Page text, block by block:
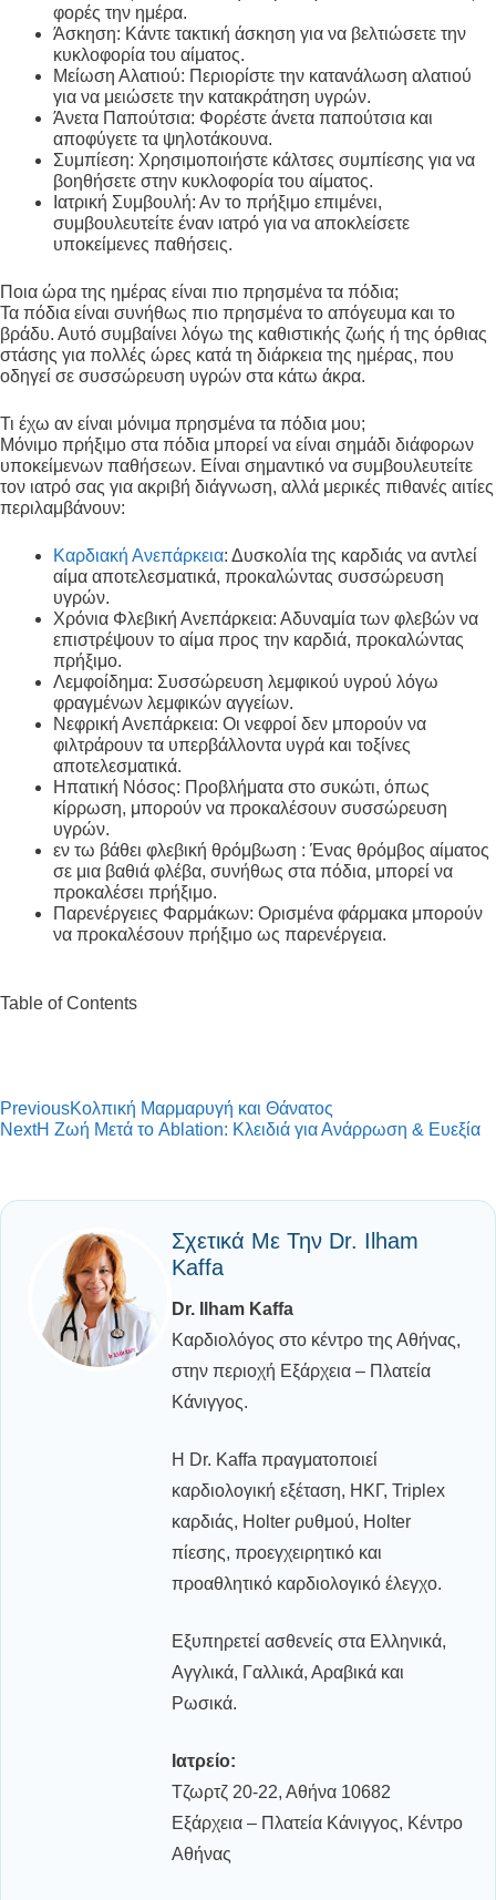
φορές την ημέρα.
Άσκηση: Κάντε τακτική άσκηση για να βελτιώσετε την
κυκλοφορία του αίματος.
Μείωση Αλατιού: Περιορίστε την κατανάλωση αλατιού
για να μειώσετε την κατακράτηση υγρών.
Άνετα Παπούτσια: Φορέστε άνετα παπούτσια και
αποφύγετε τα ψηλοτάκουνα.
Συμπίεση: Χρησιμοποιήστε κάλτσες συμπίεσης για να
βοηθήσετε στην κυκλοφορία του αίματος.
Ιατρική Συμβουλή: Αν το πρήξιμο επιμένει,
συμβουλευτείτε έναν ιατρό για να αποκλείσετε
υποκείμενες παθήσεις.
Ποια ώρα της ημέρας είναι πιο πρησμένα τα πόδια;
Τα πόδια είναι συνήθως πιο πρησμένα το απόγευμα και το
βράδυ. Αυτό συμβαίνει λόγω της καθιστικής ζωής ή της όρθιας
στάσης για πολλές ώρες κατά τη διάρκεια της ημέρας, που
οδηγεί σε συσσώρευση υγρών στα κάτω άκρα.
Τι έχω αν είναι μόνιμα πρησμένα τα πόδια μου;
Μόνιμο πρήξιμο στα πόδια μπορεί να είναι σημάδι διάφορων
υποκείμενων παθήσεων. Είναι σημαντικό να συμβουλευτείτε
τον ιατρό σας για ακριβή διάγνωση, αλλά μερικές πιθανές αιτίες
περιλαμβάνουν:
Καρδιακή Ανεπάρκεια: Δυσκολία της καρδιάς να αντλεί
αίμα αποτελεσματικά, προκαλώντας συσσώρευση
υγρών.
Χρόνια Φλεβική Ανεπάρκεια: Αδυναμία των φλεβών να
επιστρέψουν το αίμα προς την καρδιά, προκαλώντας
πρήξιμο.
Λεμφοίδημα: Συσσώρευση λεμφικού υγρού λόγω
φραγμένων λεμφικών αγγείων.
Νεφρική Ανεπάρκεια: Οι νεφροί δεν μπορούν να
φιλτράρουν τα υπερβάλλοντα υγρά και τοξίνες
αποτελεσματικά.
Ηπατική Νόσος: Προβλήματα στο συκώτι, όπως
κίρρωση, μπορούν να προκαλέσουν συσσώρευση
υγρών.
εν τω βάθει φλεβική θρόμβωση : Ένας θρόμβος αίματος
σε μια βαθιά φλέβα, συνήθως στα πόδια, μπορεί να
προκαλέσει πρήξιμο.
Παρενέργειες Φαρμάκων: Ορισμένα φάρμακα μπορούν
να προκαλέσουν πρήξιμο ως παρενέργεια.
Table of Contents
PreviousΚολπική Μαρμαρυγή και Θάνατος
NextΗ Ζωή Μετά το Ablation: Κλειδιά για Ανάρρωση & Ευεξία
Σχετικά Με Την Dr. Ilham
Kaffa
Dr. Ilham Kaffa
Καρδιολόγος στο κέντρο της Αθήνας,
στην περιοχή Εξάρχεια – Πλατεία
Κάνιγγος.
Η Dr. Kaffa πραγματοποιεί
καρδιολογική εξέταση, ΗΚΓ, Triplex
καρδιάς, Holter ρυθμού, Holter
πίεσης, προεγχειρητικό και
προαθλητικό καρδιολογικό έλεγχο.
Εξυπηρετεί ασθενείς στα Ελληνικά,
Αγγλικά, Γαλλικά, Αραβικά και
Ρωσικά.
Ιατρείο:
Τζωρτζ 20-22, Αθήνα 10682
Εξάρχεια – Πλατεία Κάνιγγος, Κέντρο
Αθήνας